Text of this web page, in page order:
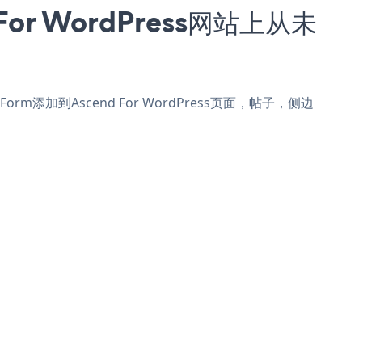
WordPress网站上从未
添加到Ascend For WordPress页面，帖子，侧边